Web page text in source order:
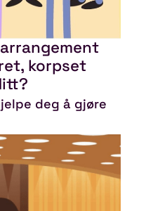
korpset
deg å gjøre